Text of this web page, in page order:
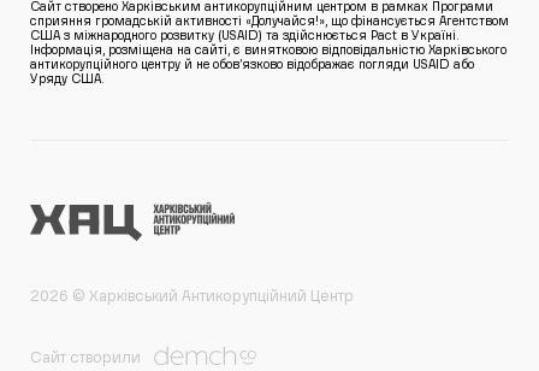
Сайт створено Харківським антикорупційним центром в рамках Програми
сприяння громадській активності «Долучайся!», що фінансується Агентством
США з міжнародного розвитку (USAID) та здійснюється Pact в Україні.
Інформація, розміщена на сайті, є винятковою відповідальністю Харківського
антикорупційного центру й не обов’язково відображає погляди USAID або
Уряду США.
2026 © Харківський Антикорупційний Центр
Сайт створили